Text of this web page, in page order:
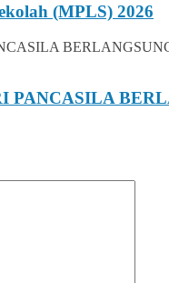
(MPLS) 2026
PANCASILA